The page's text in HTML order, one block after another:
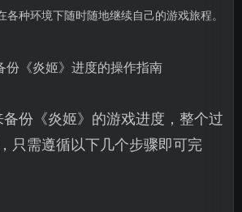
各种环境下随时随地继续自己的游戏旅程。
份《炎姬》进度的操作指南
份《炎姬》的游戏进度，整个过
只需遵循以下几个步骤即可完